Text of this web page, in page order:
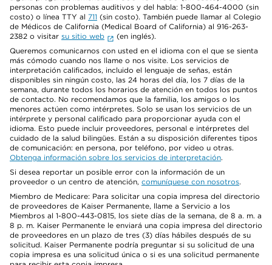
personas con problemas auditivos y del habla: 1-800-464-4000 (sin
costo) o línea TTY al 711 (sin costo). También puede llamar al Colegio
de Médicos de California (Medical Board of California) al 916-263-
2382 o visitar su sitio web
(en inglés).
Queremos comunicarnos con usted en el idioma con el que se sienta
más cómodo cuando nos llame o nos visite. Los servicios de
interpretación calificados, incluido el lenguaje de señas, están
disponibles sin ningún costo, las 24 horas del día, los 7 días de la
semana, durante todos los horarios de atención en todos los puntos
de contacto. No recomendamos que la familia, los amigos o los
menores actúen como intérpretes. Solo se usan los servicios de un
intérprete y personal calificado para proporcionar ayuda con el
idioma. Esto puede incluir proveedores, personal e intérpretes del
cuidado de la salud bilingües. Están a su disposición diferentes tipos
de comunicación: en persona, por teléfono, por video u otras.
Obtenga información sobre los servicios de interpretación.
Si desea reportar un posible error con la información de un
proveedor o un centro de atención, comuníquese con nosotros.
Miembro de Medicare: Para solicitar una copia impresa del directorio
de proveedores de Kaiser Permanente, llame a Servicio a los
Miembros al 1-800-443-0815, los siete días de la semana, de 8 a. m. a
8 p. m. Kaiser Permanente le enviará una copia impresa del directorio
de proveedores en un plazo de tres (3) días hábiles después de su
solicitud. Kaiser Permanente podría preguntar si su solicitud de una
copia impresa es una solicitud única o si es una solicitud permanente